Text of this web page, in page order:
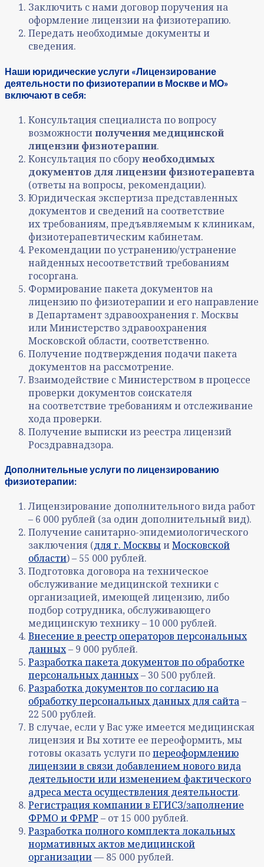
Заключить с нами договор поручения на
оформление лицензии на физиотерапию.
Передать необходимые документы и
сведения.
Наши юридические услуги «Лицензирование
деятельности по физиотерапии в Москве и МО»
включают в себя:
Консультация специалиста по вопросу
возможностиполучения медицинской
лицензии физиотерапии.
Консультация по сборунеобходимых
документов для лицензии физиотерапевта
(ответы на вопросы, рекомендации).
Юридическая экспертиза представленных
документов и сведений на соответствие
их требованиям, предъявляемым к клиникам,
физиотерапевтическим кабинетам.
Рекомендации по устранению/устранение
найденных несоответствий требованиям
госоргана.
Формирование пакета документов на
лицензию по физиотерапии и его направление
в Департамент здравоохранения г. Москвы
или Министерство здравоохранения
Московской области, соответственно.
Получение подтверждения подачи пакета
документов на рассмотрение.
Взаимодействие с Министерством в процессе
проверки документов соискателя
на соответствие требованиям и отслеживание
хода проверки.
Получение выписки из реестра лицензий
Росздравнадзора.
Дополнительные услуги по лицензированию
физиотерапии:
Лицензирование дополнительного вида работ
– 6 000 рублей (за один дополнительный вид).
Получение санитарно-эпидемиологического
заключения (для г. МосквыиМосковской
области) – 55 000 рублей.
Подготовка договора на техническое
обслуживание медицинской техники с
организацией, имеющей лицензию, либо
подбор сотрудника, обслуживающего
медицинскую технику – 10 000 рублей.
Внесение в реестр операторов персональных
данных– 9 000 рублей.
Разработка пакета документов по обработке
персональных данных– 30 500 рублей.
Разработка документов по согласию на
обработку персональных данных для сайта–
22 500 рублей.
В случае, если у Вас уже имеется медицинская
лицензия и Вы хотите ее переоформить, мы
готовы оказать услуги попереоформлению
лицензии в связи добавлением нового вида
деятельности или изменением фактического
адреса места осуществления деятельности.
Регистрация компании в ЕГИСЗ/заполнение
ФРМО и ФРМР – от 15 000 рублей.
Разработка полного комплекта локальных
нормативных актов медицинской
организации— 85 000 рублей.